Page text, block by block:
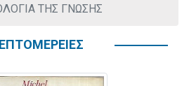
ΤΗΣ ΓΝΩΣΗΣ